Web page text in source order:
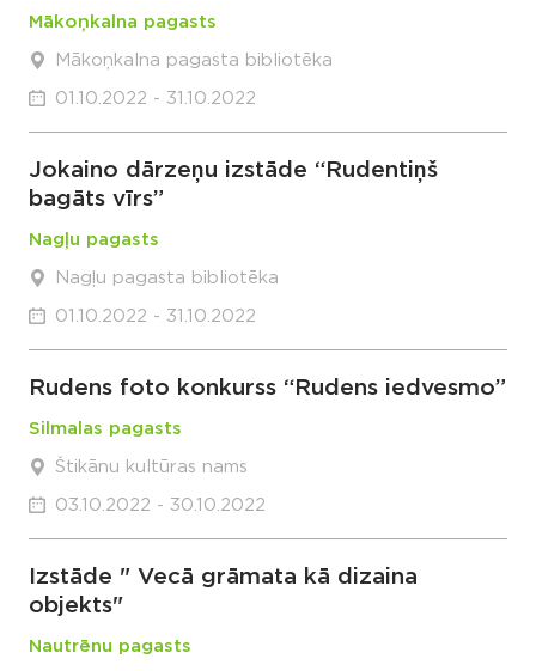
Mākoņkalna pagasts
Mākoņkalna pagasta bibliotēka
01.10.2022 - 31.10.2022
Jokaino dārzeņu izstāde “Rudentiņš
bagāts vīrs”
Nagļu pagasts
Nagļu pagasta bibliotēka
01.10.2022 - 31.10.2022
Rudens foto konkurss “Rudens iedvesmo”
Silmalas pagasts
Štikānu kultūras nams
03.10.2022 - 30.10.2022
Izstāde " Vecā grāmata kā dizaina
objekts"
Nautrēnu pagasts